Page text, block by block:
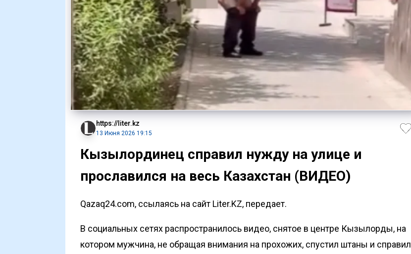
https://liter.kz
13 Июня 2026 19:15
Кызылординец справил нужду на улице и
прославился на весь Казахстан (ВИДЕО)
Qazaq24.com, ссылаясь на сайт Liter.KZ, передает.
В социальных сетях распространилось видео, снятое в центре Кызылорды, на
котором мужчина, не обращая внимания на прохожих, спустил штаны и справил